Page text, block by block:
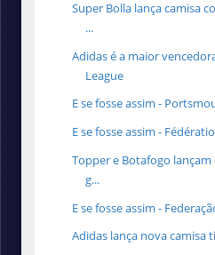
Super Bolla lança camisa
...
Adidas é a maior
League
E se fosse assim -
E se fosse assim -
Topper e Botafogo lançam
g...
E se fosse assim -
Adidas lança nova camisa